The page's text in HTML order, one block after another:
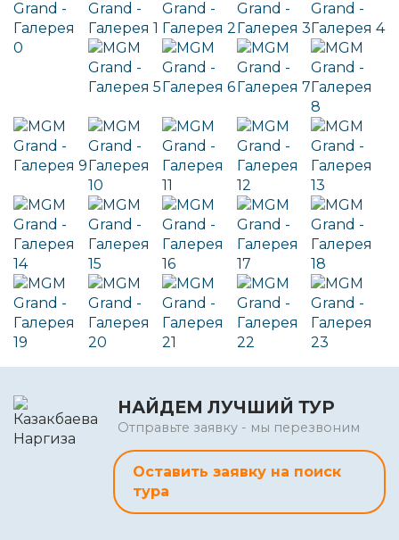
НАЙДЕМ ЛУЧШИЙ ТУР
Отправьте заявку - мы перезвоним
Оставить заявку на поиск
тура